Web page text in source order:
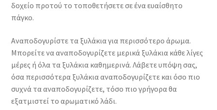
δοχείο προτού το τοποθετήσετε σε ένα ευαίσθητο
πάγκο.
Αναποδογυρίστε τα ξυλάκια για περισσότερο άρωμα.
Μπορείτε να αναποδογυρίζετε μερικά ξυλάκια κάθε λίγες
μέρες ή όλα τα ξυλάκια καθημερινά. Λάβετε υπόψη σας,
όσα περισσότερα ξυλάκια αναποδογυρίζετε και όσο πιο
συχνά τα αναποδογυρίζετε, τόσο πιο γρήγορα θα
εξατμιστεί το αρωματικό λάδι.